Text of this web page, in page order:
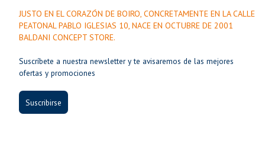
JUSTO EN EL CORAZÓN DE BOIRO, CONCRETAMENTE EN LA CALLE
PEATONAL PABLO IGLESIAS 10, NACE EN OCTUBRE DE 2001
BALDANI CONCEPT STORE.
Suscríbete a nuestra newsletter y te avisaremos de las mejores
ofertas y promociones
Suscribirse